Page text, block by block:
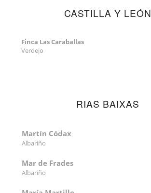
CASTILLA Y LEÓN
Finca Las Caraballas
Verdejo
RIAS BAIXAS
Martín Códax
Albariño
Mar de Frades
Albariño